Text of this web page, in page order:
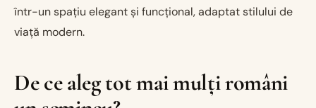
într-un spațiu elegant și funcțional, adaptat stilului de
viață modern.
De ce aleg tot mai mulți români